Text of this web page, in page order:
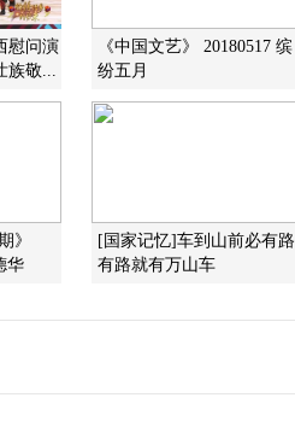
2015-11-05 15:26:03
《文化十分》 20151104
《文化十分》 20151103
2015-11-03 12:28:09
慰问演
族敬...
《中国文艺》 20180517 缤
纷五月
》
华
[国家记忆]车到山前必有路
有路就有万山车